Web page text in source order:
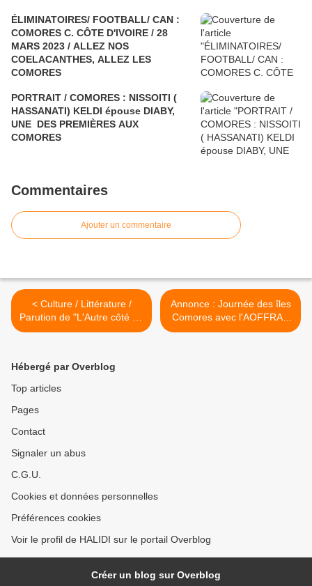
ÉLIMINATOIRES/ FOOTBALL/ CAN :
COMORES C. CÔTE D'IVOIRE / 28
MARS 2023 / ALLEZ NOS
COELACANTHES, ALLEZ LES
COMORES
PORTRAIT / COMORES : NISSOITI (
HASSANATI) KELDI épouse DIABY,
UNE DES PREMIÈRES AUX
COMORES
Commentaires
Ajouter un commentaire
< Culture / Littérature /
Parution de "L'Autre côté de
l'Océan", le deuxième
Annonce : Journée des îles
Comores avec l'AOFFRAC
du 14 avril 2012 à
Hébergé par Overblog
Top articles
Pages
Contact
Signaler un abus
C.G.U.
Cookies et données personnelles
Préférences cookies
Voir le profil de HALIDI sur le portail Overblog
Créer un blog sur Overblog